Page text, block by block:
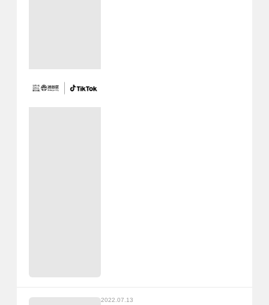
2022.07.13